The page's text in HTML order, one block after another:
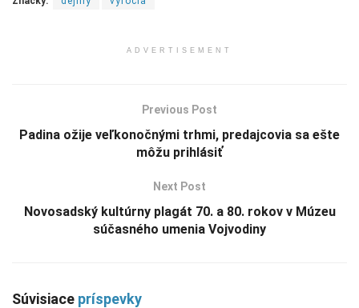
ADVERTISEMENT
Previous Post
Padina ožije veľkonočnými trhmi, predajcovia sa ešte
môžu prihlásiť
Next Post
Novosadský kultúrny plagát 70. a 80. rokov v Múzeu
súčasného umenia Vojvodiny
Súvisiace príspevky